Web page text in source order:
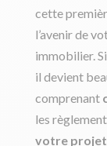
cette
l’avenir de
immobilier.
il devient
comprenant
les
votre projet